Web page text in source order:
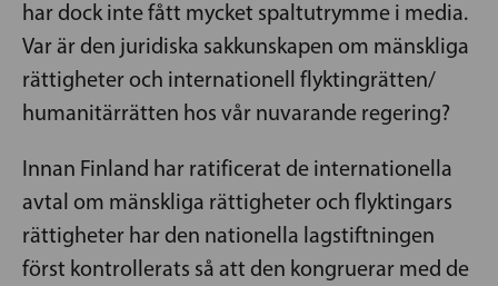
har dock inte fått mycket spaltutrymme i media.
Var är den juridiska sakkunskapen om mänskliga
rättigheter och internationell flyktingrätten/
humanitärrätten hos vår nuvarande regering?
Innan Finland har ratificerat de internationella
avtal om mänskliga rättigheter och flyktingars
rättigheter har den nationella lagstiftningen
först kontrollerats så att den kongruerar med de